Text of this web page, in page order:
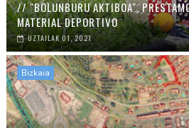
// "BOLUNBURU AKTIBOA",
MATERIAL DEPORTIVO
UZTAILAK 01, 2021
Bizkaia